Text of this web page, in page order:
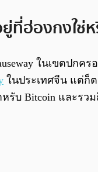
ที่ฮ่องกงใช่
ในเขตปกค
ในประเทศจีน แต่ก็ต
Bitcoin และรวม